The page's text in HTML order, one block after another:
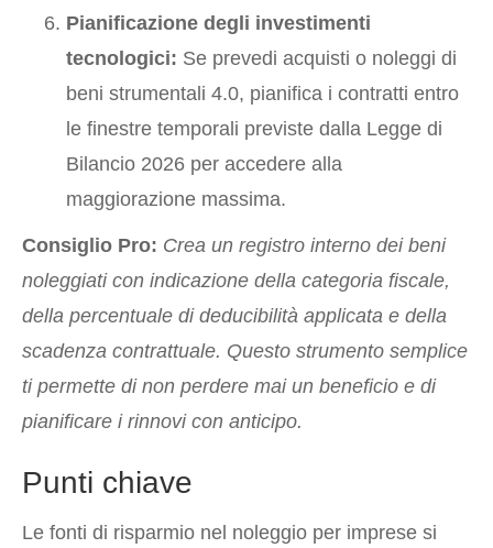
Pianificazione degli investimenti
tecnologici: Se prevedi acquisti o noleggi di
beni strumentali 4.0, pianifica i contratti entro
le finestre temporali previste dalla Legge di
Bilancio 2026 per accedere alla
maggiorazione massima.
Consiglio Pro: Crea un registro interno dei beni
noleggiati con indicazione della categoria fiscale,
della percentuale di deducibilità applicata e della
scadenza contrattuale. Questo strumento semplice
ti permette di non perdere mai un beneficio e di
pianificare i rinnovi con anticipo.
Punti chiave
Le fonti di risparmio nel noleggio per imprese si